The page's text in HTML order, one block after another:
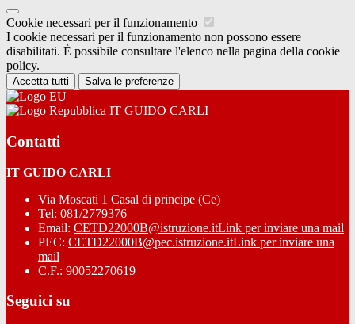
Cookie necessari per il funzionamento
I cookie necessari per il funzionamento non possono essere
disabilitati. È possibile consultare l'elenco nella pagina della cookie
policy.
Accetta tutti Salva le preferenze
IT GUIDO CARLI
Contatti
IT GUIDO CARLI
Via Moscati 1 Casal di principe (Ce)
Tel: 081/2779376
Email: CETD22000B@istruzione.itLink per inviare una mail
PEC: CETD22000B@pec.istruzione.itLink per inviare una
mail
C.F.: 90052270619
Seguici su